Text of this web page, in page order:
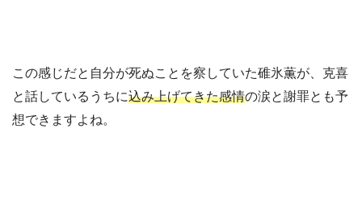
この感じだと自分が死ぬことを察していた碓氷薫が、克喜
と話しているうちに込み上げてきた感情の涙と謝罪とも予
想できますよね。